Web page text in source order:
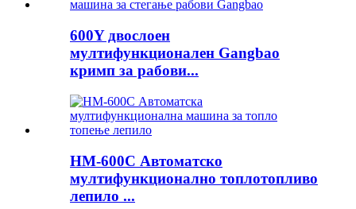
600Y двослоен
мултифункционален Gangbao
кримп за рабови...
HM-600C Автоматско
мултифункционално топлотопливо
лепило ...